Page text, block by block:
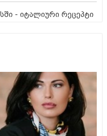
- იტალიური რეცეპტი